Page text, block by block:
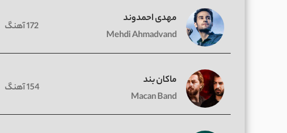
مهدی احمدوند
Mehdi Ahmadvand
172 آهنگ
ماکان بند
Macan Band
154 آهنگ